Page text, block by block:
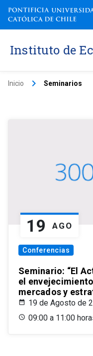
Instituto de
Inicio keyboard_arrow_right Seminarios
19 AGO
Conferencias
Seminario: “El
el
mercados y
19 de Agosto de
09:00 a 11:00